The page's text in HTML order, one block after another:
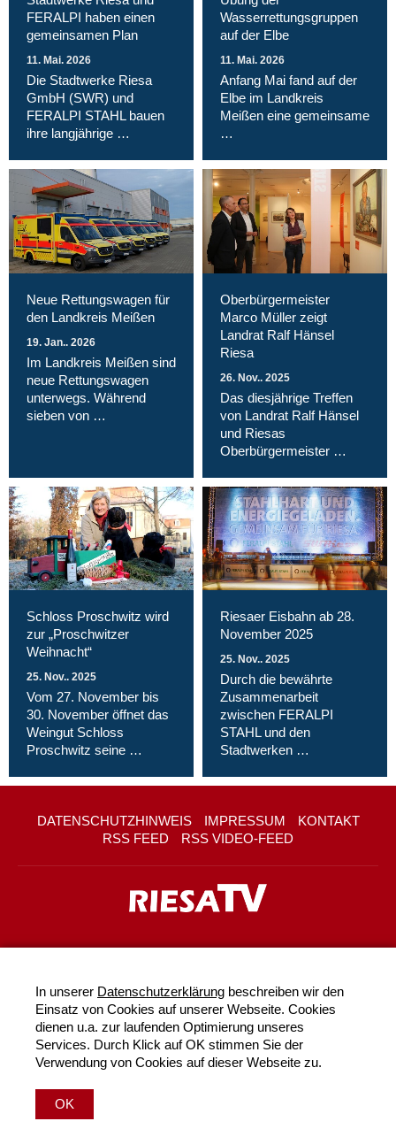
FERALPI haben einen
gemeinsamen Plan
11. Mai. 2026
Die Stadtwerke Riesa
GmbH (SWR) und
FERALPI STAHL bauen
ihre langjährige …
Wasserrettungsgruppen
auf der Elbe
11. Mai. 2026
Anfang Mai fand auf der
Elbe im Landkreis
Meißen eine gemeinsame
…
Neue Rettungswagen für
den Landkreis Meißen
19. Jan.. 2026
Im Landkreis Meißen sind
neue Rettungswagen
unterwegs. Während
sieben von …
Oberbürgermeister
Marco Müller zeigt
Landrat Ralf Hänsel
Riesa
26. Nov.. 2025
Das diesjährige Treffen
von Landrat Ralf Hänsel
und Riesas
Oberbürgermeister …
Schloss Proschwitz wird
zur „Proschwitzer
Weihnacht“
25. Nov.. 2025
Vom 27. November bis
30. November öffnet das
Weingut Schloss
Proschwitz seine …
Riesaer Eisbahn ab 28.
November 2025
25. Nov.. 2025
Durch die bewährte
Zusammenarbeit
zwischen FERALPI
STAHL und den
Stadtwerken …
DATENSCHUTZHINWEIS IMPRESSUM
KONTAKT
RSS FEED
RSS VIDEO-FEED
In unserer Datenschutzerklärung beschreiben wir den
Einsatz von Cookies auf unserer Webseite. Cookies
dienen u.a. zur laufenden Optimierung unseres
Services. Durch Klick auf OK stimmen Sie der
Verwendung von Cookies auf dieser Webseite zu.
OK